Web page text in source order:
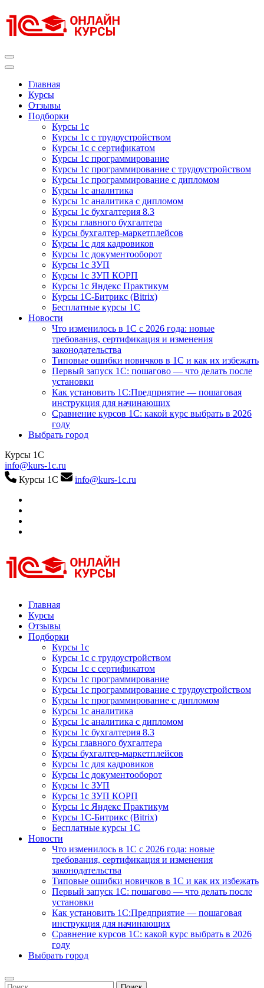
к
содержимому
Главная
Курсы
Отзывы
Подборки
Курсы 1с
Курсы 1с с трудоустройством
Курсы 1с с сертификатом
Курсы 1с программирование
Курсы 1с программирование с трудоустройством
Курсы 1с программирование с дипломом
Курсы 1с аналитика
Курсы 1с аналитика с дипломом
Курсы 1с бухгалтерия 8.3
Курсы главного бухгалтера
Курсы бухгалтер-маркетплейсов
Курсы 1с для кадровиков
Курсы 1с документооборот
Курсы 1с ЗУП
Курсы 1с ЗУП КОРП
Курсы 1с Яндекс Практикум
Курсы 1С-Битрикс (Bitrix)
Бесплатные курсы 1С
Новости
Что изменилось в 1С с 2026 года: новые
требования, сертификация и изменения
законодательства
Типовые ошибки новичков в 1С и как их избежать
Первый запуск 1С: пошагово — что делать после
установки
Как установить 1С:Предприятие — пошаговая
инструкция для начинающих
Сравнение курсов 1С: какой курс выбрать в 2026
году
Выбрать город
Курсы 1С
info@kurs-1c.ru
Курсы 1С
info@kurs-1c.ru
Курсы 1С
Курсы 1С официальная сертификация
Главная
Курсы
Отзывы
Подборки
Курсы 1с
Курсы 1с с трудоустройством
Курсы 1с с сертификатом
Курсы 1с программирование
Курсы 1с программирование с трудоустройством
Курсы 1с программирование с дипломом
Курсы 1с аналитика
Курсы 1с аналитика с дипломом
Курсы 1с бухгалтерия 8.3
Курсы главного бухгалтера
Курсы бухгалтер-маркетплейсов
Курсы 1с для кадровиков
Курсы 1с документооборот
Курсы 1с ЗУП
Курсы 1с ЗУП КОРП
Курсы 1с Яндекс Практикум
Курсы 1С-Битрикс (Bitrix)
Бесплатные курсы 1С
Новости
Что изменилось в 1С с 2026 года: новые
требования, сертификация и изменения
законодательства
Типовые ошибки новичков в 1С и как их избежать
Первый запуск 1С: пошагово — что делать после
установки
Как установить 1С:Предприятие — пошаговая
инструкция для начинающих
Сравнение курсов 1С: какой курс выбрать в 2026
году
Выбрать город
Найти: